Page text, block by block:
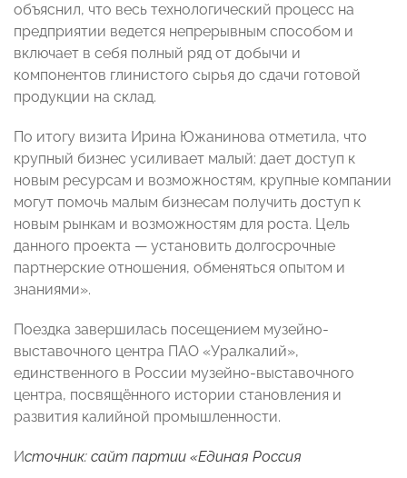
объяснил, что весь технологический процесс на
предприятии ведется непрерывным способом и
включает в себя полный ряд от добычи и
компонентов глинистого сырья до сдачи готовой
продукции на склад.
По итогу визита Ирина Южанинова отметила, что
крупный бизнес усиливает малый: дает доступ к
новым ресурсам и возможностям, крупные компании
могут помочь малым бизнесам получить доступ к
новым рынкам и возможностям для роста. Цель
данного проекта — установить долгосрочные
партнерские отношения, обменяться опытом и
знаниями».
Поездка завершилась посещением музейно-
выставочного центра ПАО «Уралкалий»,
единственного в России музейно-выставочного
центра, посвящённого истории становления и
развития калийной промышленности.
Источник: сайт партии «Единая Россия